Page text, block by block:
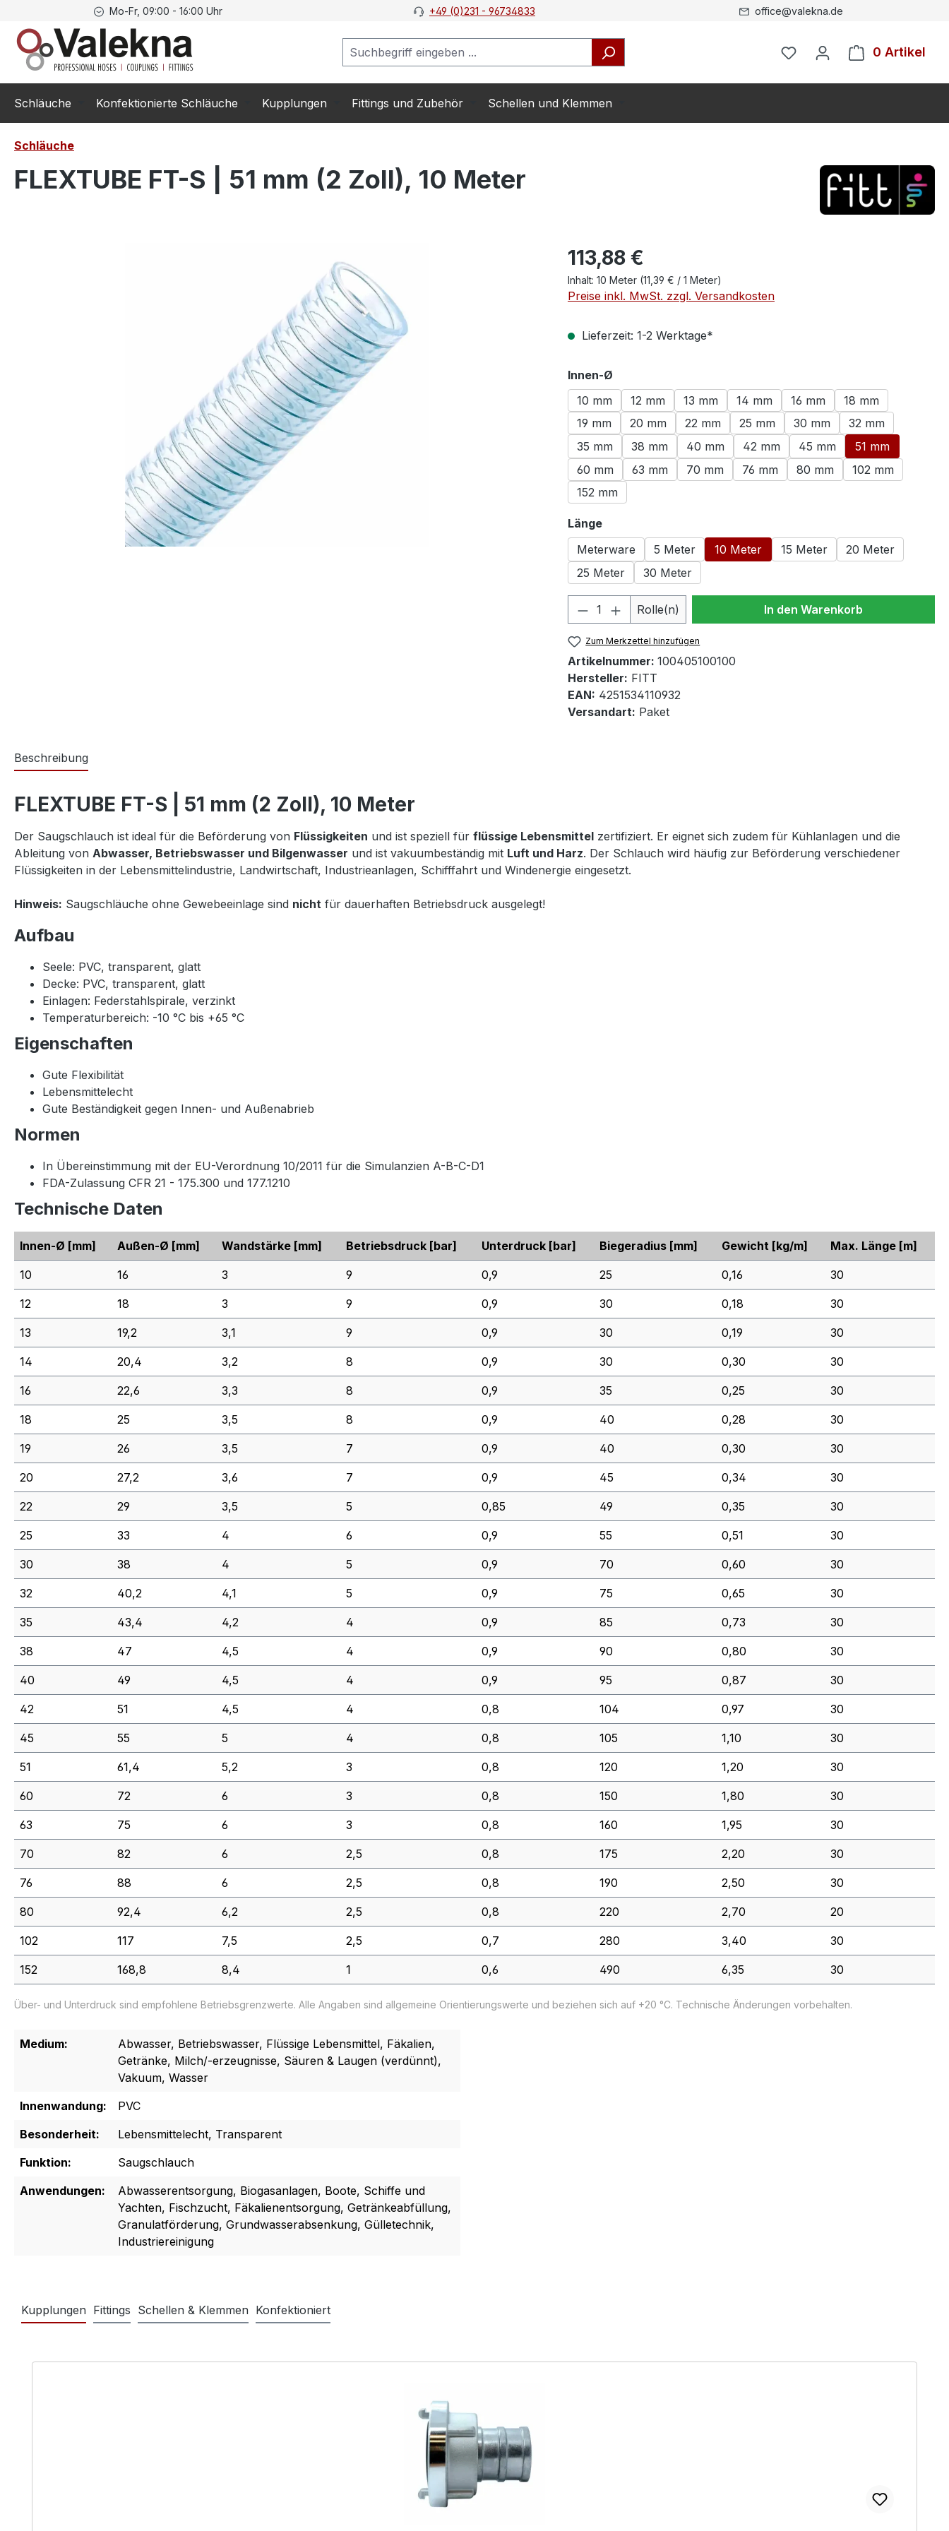
Zur Hauptnavigation springen
Mo-Fr, 09:00 - 16:00 Uhr +49 (0)231 - 96734833 office@valekna.de
0 Artikel
Schläuche Konfektionierte Schläuche Kupplungen Fittings und Zubehör Schellen und Klemmen
Schläuche
FLEXTUBE FT-S | 51 mm (2 Zoll), 10 Meter
113,88 €
Inhalt: 10 Meter (11,39 € / 1 Meter)
Preise inkl. MwSt. zzgl. Versandkosten
Lieferzeit: 1-2 Werktage*
Innen-Ø
10 mm
12 mm 13 mm 14 mm 16 mm
18 mm
19 mm
20 mm 22 mm 25 mm 30 mm
32 mm
35 mm
38 mm 40 mm 42 mm 45 mm
51 mm
60 mm
63 mm 70 mm 76 mm 80 mm
102 mm
152 mm
Längeauswählen
Meterware
5 Meter 10 Meter 15 Meter
20 Meter
25 Meter
30 Meter
Produkt Anzahl: Gib den gewünschten Wert
Rolle(n) In den Warenkorb
Zum Merkzettel hinzufügen
Artikelnummer: 100405100100
Hersteller: FITT
EAN: 4251534110932
Versandart: Paket
Beschreibung
FLEXTUBE FT-S | 51 mm (2 Zoll), 10 Meter
Der Saugschlauch ist ideal für die Beförderung von Flüssigkeiten und ist speziell für flüssige Lebensmittel zertifiziert. Er eignet sich zudem für Kühlanlagen und die
Ableitung von Abwasser, Betriebswasser und Bilgenwasser und ist vakuumbeständig mit Luft und Harz. Der Schlauch wird häufig zur Beförderung verschiedener
Flüssigkeiten in der Lebensmittelindustrie, Landwirtschaft, Industrieanlagen, Schifffahrt und Windenergie eingesetzt.
Hinweis: Saugschläuche ohne Gewebeeinlage sind nicht für dauerhaften Betriebsdruck ausgelegt!
Aufbau
Seele: PVC, transparent, glatt
Decke: PVC, transparent, glatt
Einlagen: Federstahlspirale, verzinkt
Temperaturbereich: -10 °C bis +65 °C
Eigenschaften
Gute Flexibilität
Lebensmittelecht
Gute Beständigkeit gegen Innen- und Außenabrieb
Normen
In Übereinstimmung mit der EU-Verordnung 10/2011 für die Simulanzien A-B-C-D1
FDA-Zulassung CFR 21 - 175.300 und 177.1210
Technische Daten
Innen-Ø [mm] Außen-Ø [mm] Wandstärke [mm] Betriebsdruck [bar] Unterdruck [bar] Biegeradius [mm] Gewicht [kg/m] Max. Länge [m]
10 16 3 9 0,9 25 0,16 30
12 18 3 9 0,9 30 0,18 30
13 19,2 3,1 9 0,9 30 0,19 30
14 20,4 3,2 8 0,9 30 0,30 30
16 22,6 3,3 8 0,9 35 0,25 30
18 25 3,5 8 0,9 40 0,28 30
19 26 3,5 7 0,9 40 0,30 30
20 27,2 3,6 7 0,9 45 0,34 30
22 29 3,5 5 0,85 49 0,35 30
25 33 4 6 0,9 55 0,51 30
30 38 4 5 0,9 70 0,60 30
32 40,2 4,1 5 0,9 75 0,65 30
35 43,4 4,2 4 0,9 85 0,73 30
38 47 4,5 4 0,9 90 0,80 30
40 49 4,5 4 0,9 95 0,87 30
42 51 4,5 4 0,8 104 0,97 30
45 55 5 4 0,8 105 1,10 30
51 61,4 5,2 3 0,8 120 1,20 30
60 72 6 3 0,8 150 1,80 30
63 75 6 3 0,8 160 1,95 30
70 82 6 2,5 0,8 175 2,20 30
76 88 6 2,5 0,8 190 2,50 30
80 92,4 6,2 2,5 0,8 220 2,70 20
102 117 7,5 2,5 0,7 280 3,40 30
152 168,8 8,4 1 0,6 490 6,35 30
Über- und Unterdruck sind empfohlene Betriebsgrenzwerte. Alle Angaben sind allgemeine Orientierungswerte und beziehen sich auf +20 °C. Technische Änderungen vorbehalten.
Medium:
Abwasser, Betriebswasser, Flüssige Lebensmittel, Fäkalien,
Getränke, Milch/-erzeugnisse, Säuren & Laugen (verdünnt),
Vakuum, Wasser
Innenwandung:
PVC
Besonderheit:
Lebensmittelecht, Transparent
Funktion:
Saugschlauch
Anwendungen:
Abwasserentsorgung, Biogasanlagen, Boote, Schiffe und
Yachten, Fischzucht, Fäkalienentsorgung, Getränkeabfüllung,
Granulatförderung, Grundwasserabsenkung, Gülletechnik,
Industriereinigung
Kupplungen Fittings Schellen & Klemmen Konfektioniert